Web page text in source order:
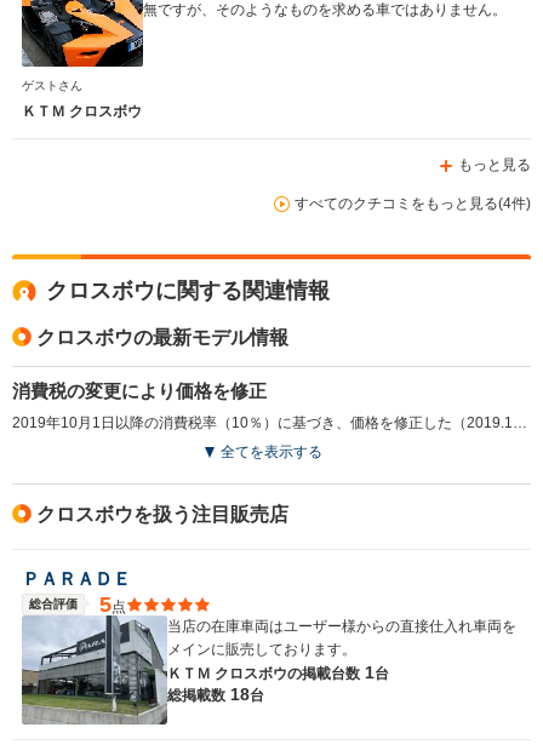
無ですが、そのようなものを求める車ではありません。
ゲストさん
ＫＴＭ クロスボウ
もっと見る
すべてのクチコミをもっと見る(4件)
クロスボウに関する関連情報
クロスボウの最新モデル情報
消費税の変更により価格を修正
全てを表示する
クロスボウを扱う注目販売店
ＰＡＲＡＤＥ
総合評価 5点
当店の在庫車両はユーザー様からの直接仕入れ車両を
メインに販売しております。
ＫＴＭ クロスボウの掲載台数 1台
総掲載数 18台